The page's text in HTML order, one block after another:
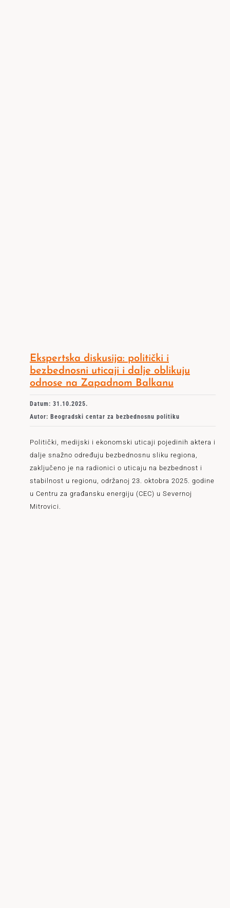
Ekspertska diskusija: politički i
bezbednosni uticaji i dalje oblikuju
odnose na Zapadnom Balkanu
Datum: 31.10.2025.
Autor: Beogradski centar za bezbednosnu politiku
Politički, medijski i ekonomski uticaji pojedinih aktera i
dalje snažno određuju bezbednosnu sliku regiona,
zaključeno je na radionici o uticaju na bezbednost i
stabilnost u regionu, održanoj 23. oktobra 2025. godine
u Centru za građansku energiju (CEC) u Severnoj
Mitrovici.